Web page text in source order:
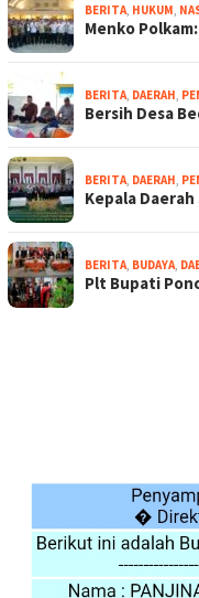
BERITA HUKUM
Menko
BERITA DAERAH
Bersih Desa
BERITA DAERAH
Kepala
BERITA BUDAYA
Plt Bupati